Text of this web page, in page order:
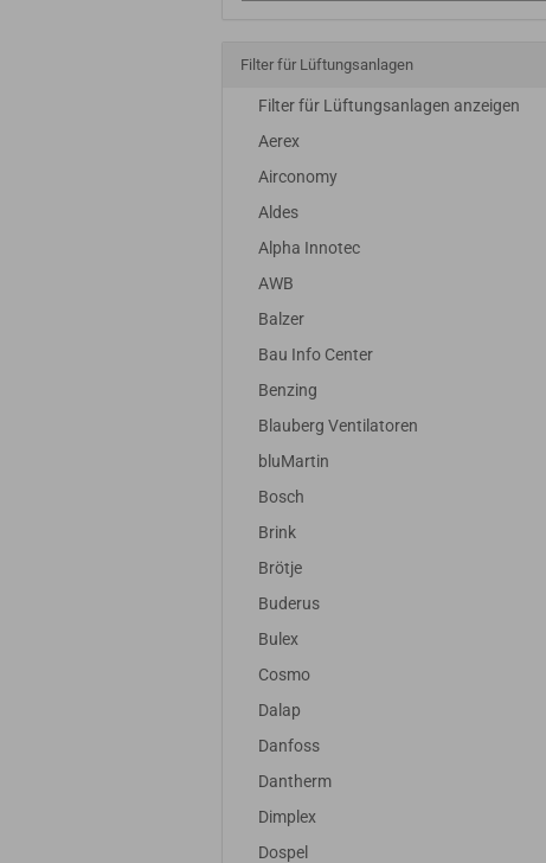
Filter für Lüftungsanlagen
Filter für Lüftungsanlagen anzeigen
Aerex
Airconomy
Aldes
Alpha Innotec
AWB
Balzer
Bau Info Center
Benzing
Blauberg Ventilatoren
bluMartin
Bosch
Brink
Brötje
Buderus
Bulex
Cosmo
Dalap
Danfoss
Dantherm
Dimplex
Dospel